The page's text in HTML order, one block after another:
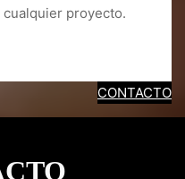
proyecto.
CONTACTO